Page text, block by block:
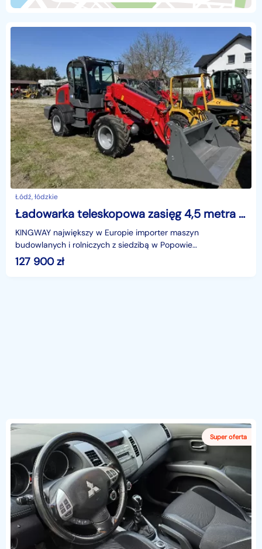
Łódź, łódzkie
Ładowarka teleskopowa zasięg 4,5 metra udźwig 2000 kg 4x4 +łyżka +widły NOWA
KINGWAY największy w Europie importer maszyn
budowlanych i rolniczych z siedzibą w Popowie
(Województwo śląskie - okolice Częstochowy) do sprzedania
posiada fab
127 900zł